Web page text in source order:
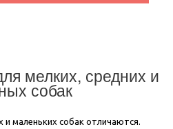
мелких, средних и
собак
маленьких собак отличаются.